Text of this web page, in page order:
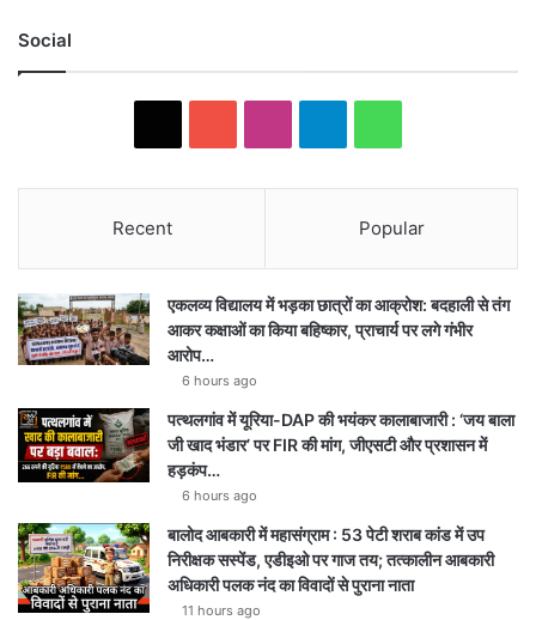
Social
Recent Popular
एकलव्य विद्यालय में भड़का छात्रों का आक्रोश: बदहाली से तंग
आकर कक्षाओं का किया बहिष्कार, प्राचार्य पर लगे गंभीर
आरोप…
6 hours ago
पत्थलगांव में यूरिया-DAP की भयंकर कालाबाजारी : ‘जय बाला
जी खाद भंडार’ पर FIR की मांग, जीएसटी और प्रशासन में
हड़कंप…
6 hours ago
बालोद आबकारी में महासंग्राम : 53 पेटी शराब कांड में उप
निरीक्षक सस्पेंड, एडीइओ पर गाज तय; तत्कालीन आबकारी
अधिकारी पलक नंद का विवादों से पुराना नाता
11 hours ago